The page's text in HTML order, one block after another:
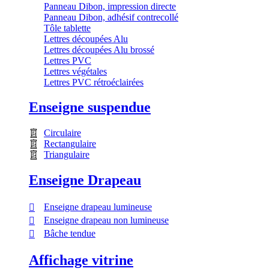
Panneau Dibon, impression directe
Panneau Dibon, adhésif contrecollé
Tôle tablette
Lettres découpées Alu
Lettres découpées Alu brossé
Lettres PVC
Lettres végétales
Lettres PVC rétroéclairées
Enseigne suspendue
Circulaire
Rectangulaire
Triangulaire
Enseigne Drapeau
Enseigne drapeau lumineuse
Enseigne drapeau non lumineuse
Bâche tendue
Affichage vitrine